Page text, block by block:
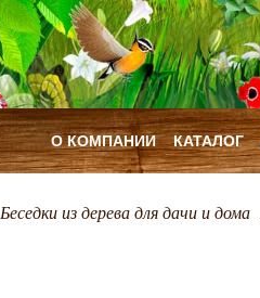
О КОМПАНИИ КАТАЛОГ
Беседки из дерева для дачи и дома